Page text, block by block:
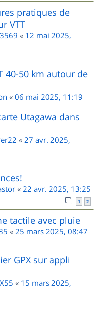
pratiques de
VTT
« 12 mai 2025,
40-50 km autour de
« 06 mai 2025, 11:19
Utagawa dans
« 27 avr. 2025,
« 22 avr. 2025, 13:25
1 2
tactile avec pluie
« 25 mars 2025, 08:47
GPX sur appli
« 15 mars 2025,